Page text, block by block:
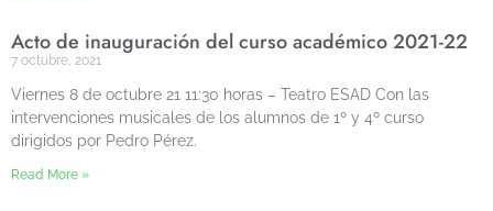
Acto de inauguración del curso académico 2021-22
7 octubre, 2021
Viernes 8 de octubre 21 11:30 horas – Teatro ESAD Con las
intervenciones musicales de los alumnos de 1º y 4º curso
dirigidos por Pedro Pérez.
Read More »